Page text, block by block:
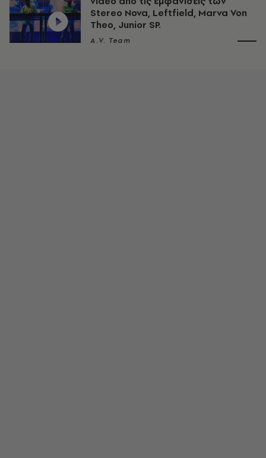
Stereo Nova, Leftfield, Marva Von
Theo, Junior SP.
A.V. Team